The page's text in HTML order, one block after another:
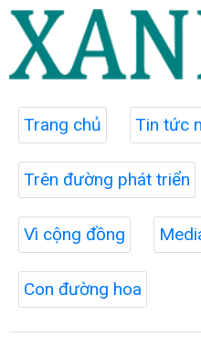
Trang chủ Tin tức
Trên đường phát triển
Vì cộng đồng
Con đường hoa